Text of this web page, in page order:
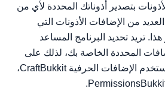
بتصدير أذوناتك المحددة لأي من
من الإضافات الأذونات التي
تريد تحديد البرنامج المساعد
المحددة الخاصة بك، لذلك على
سبيل المثال، إذا كنت تستخدم الإضافات الحرفية CraftBukkit،